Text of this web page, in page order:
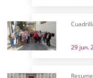
29 jun.